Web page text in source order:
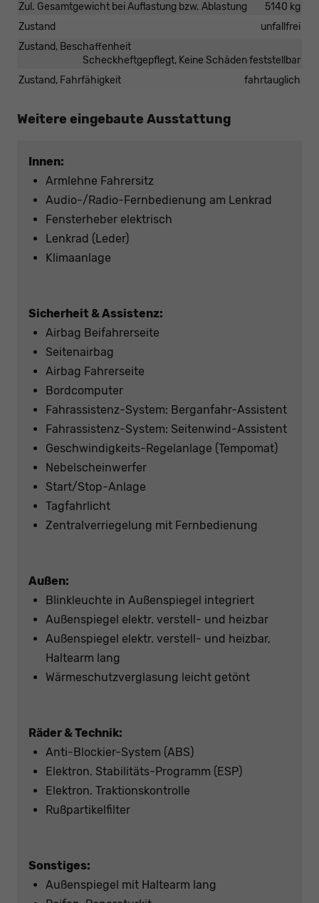
Zul. Gesamtgewicht bei Auflastung bzw. Ablastung
5140 kg
Zustand
unfallfrei
Zustand, Beschaffenheit
Scheckheftgepflegt, Keine Schäden feststellbar
Zustand, Fahrfähigkeit
fahrtauglich
Weitere eingebaute Ausstattung
Innen:
Armlehne Fahrersitz
Audio-/Radio-Fernbedienung am Lenkrad
Fensterheber elektrisch
Lenkrad (Leder)
Klimaanlage
Sicherheit & Assistenz:
Airbag Beifahrerseite
Seitenairbag
Airbag Fahrerseite
Bordcomputer
Fahrassistenz-System: Berganfahr-Assistent
Fahrassistenz-System: Seitenwind-Assistent
Geschwindigkeits-Regelanlage (Tempomat)
Nebelscheinwerfer
Start/Stop-Anlage
Tagfahrlicht
Zentralverriegelung mit Fernbedienung
Außen:
Blinkleuchte in Außenspiegel integriert
Außenspiegel elektr. verstell- und heizbar
Außenspiegel elektr. verstell- und heizbar,
Haltearm lang
Wärmeschutzverglasung leicht getönt
Räder & Technik:
Anti-Blockier-System (ABS)
Elektron. Stabilitäts-Programm (ESP)
Elektron. Traktionskontrolle
Rußpartikelfilter
Sonstiges:
Außenspiegel mit Haltearm lang